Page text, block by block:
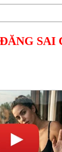
SAI